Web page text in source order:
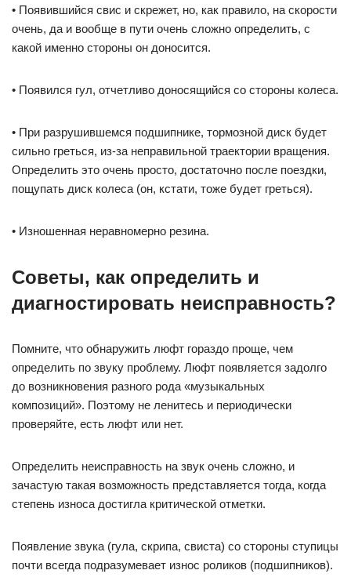
• Появившийся свис и скрежет, но, как правило, на скорости
очень, да и вообще в пути очень сложно определить, с
какой именно стороны он доносится.
• Появился гул, отчетливо доносящийся со стороны колеса.
• При разрушившемся подшипнике, тормозной диск будет
сильно греться, из-за неправильной траектории вращения.
Определить это очень просто, достаточно после поездки,
пощупать диск колеса (он, кстати, тоже будет греться).
• Изношенная неравномерно резина.
Советы, как определить и
диагностировать неисправность?
Помните, что обнаружить люфт гораздо проще, чем
определить по звуку проблему. Люфт появляется задолго
до возникновения разного рода «музыкальных
композиций». Поэтому не ленитесь и периодически
проверяйте, есть люфт или нет.
Определить неисправность на звук очень сложно, и
зачастую такая возможность представляется тогда, когда
степень износа достигла критической отметки.
Появление звука (гула, скрипа, свиста) со стороны ступицы
почти всегда подразумевает износ роликов (подшипников).